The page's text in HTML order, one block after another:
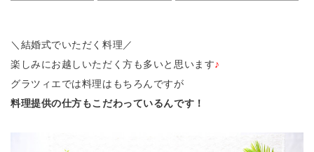
＼結婚式でいただく料理／
楽しみにお越しいただく方も多いと思います♪
グラツィエでは料理はもちろんですが
料理提供の仕方もこだわっているんです！